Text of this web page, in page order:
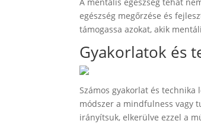
egészség megőrzése és
támogassa azokat, akik
Gyakorlatok és
Számos gyakorlat és
módszer a mindfulness vagy
irányítsuk, elkerülve ezzel a